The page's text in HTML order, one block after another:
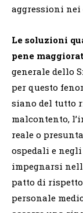
aggressioni
Le soluzioni
pene
generale dello
per questo
siano del tutto
malcontento,
reale o
ospedali e negli
impegnarsi
patto di
personale